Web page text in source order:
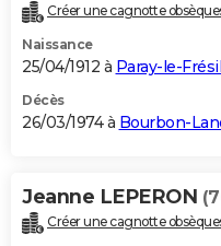
Créer une cagnotte
Naissance
25/04/1912 à Paray-le-Frésil
Décès
26/03/1974 à Bourbon-
Jeanne LEPERON
Créer une cagnotte